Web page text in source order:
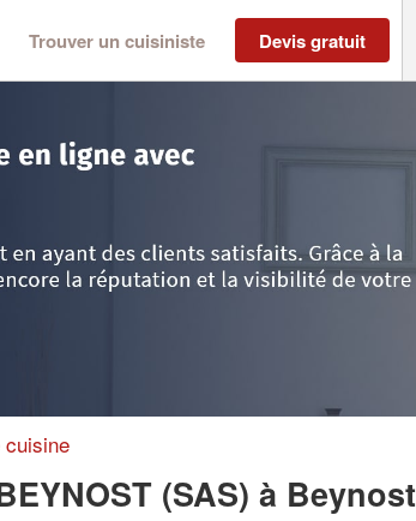
Trouver un cuisiniste Devis gratuit
cuisine
(SAS) à Beynost